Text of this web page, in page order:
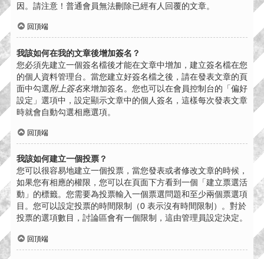
因。請注意！普通會員無法刪除已經有人回覆的文章。
回頂端
我該如何在我的文章後增加簽名？
您必須先建立一個簽名檔後才能在文章中增加，建立簽名檔在您
的個人資料管理台。當您建立好簽名檔之後，請在發表文章的頁
面中勾選附上簽名來增加簽名。您也可以在會員控制台的「偏好
設定」選項中，設定顯示文章中的個人簽名，這樣每次發表文章
時就會自動勾選相應選項。
回頂端
我該如何建立一個投票？
您可以很容易地建立一個投票，當您發表或者修改文章的時候，
如果您有相應的權限，您可以在頁面下方看到一個「建立票選活
動」的標籤。您需要為投票輸入一個票選問題和至少兩個票選項
目。您可以設定投票的時間限制（0 表示沒有時間限制）。對於
投票的選項數目，討論區會有一個限制，這由管理員設定決定。
回頂端